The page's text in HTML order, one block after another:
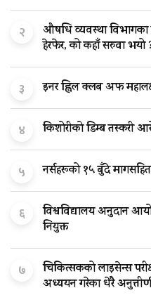
२
औषधि व्यवस्था विभागका
हेरफेर, को कहाँ सरुवा भयो
३ इनर ह्विल क्लब अफ
४ किशोरीको डिम्ब तस्करी
५ नर्सहरूको १५ बुँदे
६
विश्वविद्यालय अनुदान
नियुक्त
७
चिकित्सकको लाइसेन्स
अध्ययन गरेका धेरै अनुत्तीर्ण